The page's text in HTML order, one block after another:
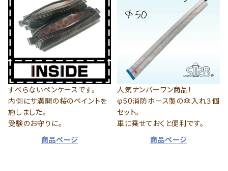
すべらないペンケースです。
内側にサ満開の桜のペイントを
施しました。
受験のお守りに。
商品ページ
人気ナンバーワン商品！
φ50消防ホース製の傘入れ３個
セット。
車に乗せておくと便利です。
商品ページ